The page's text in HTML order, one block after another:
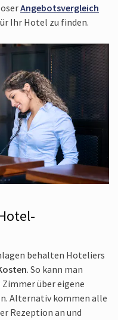
Angebots­vergleich
Ihr Hotel zu finden.
behalten Hoteliers
. So kann man
über eigene
Alternativ kommen alle
Rezeption an und